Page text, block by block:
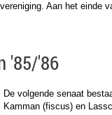
Aan het einde
'85/'86
De volgende senaat
Kamman (fiscus) en